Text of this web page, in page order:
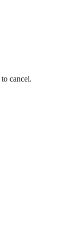
to cancel.